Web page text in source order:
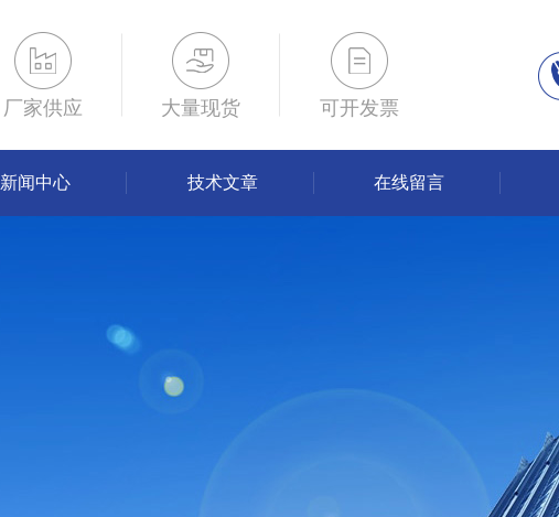
厂家供应 大量现货 可开发票
新闻中心 技术文章 在线留言